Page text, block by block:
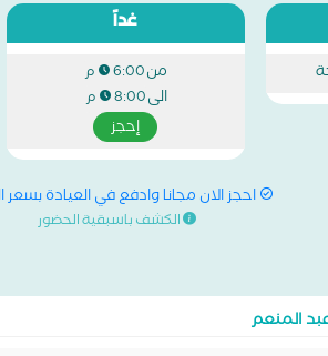
غداً
من6:00 م
الى8:00 م
إحجز
احجز الان مجانا وادفع في العيادة بسعر
الكشف باسبقية الحضور
المنعم